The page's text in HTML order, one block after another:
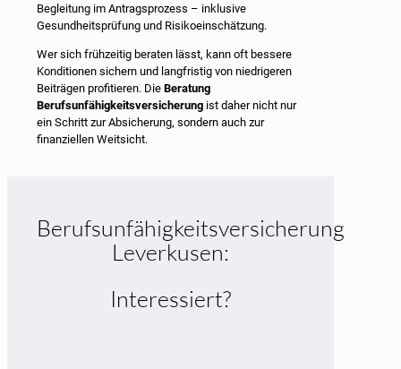
Begleitung im Antragsprozess – inklusive
Gesundheitsprüfung und Risikoeinschätzung.
Wer sich frühzeitig beraten lässt, kann oft bessere
Konditionen sichern und langfristig von niedrigeren
Beiträgen profitieren. Die Beratung
Berufsunfähigkeitsversicherung ist daher nicht nur
ein Schritt zur Absicherung, sondern auch zur
finanziellen Weitsicht.
Berufsunfähigkeitsversicherung
Leverkusen:
Interessiert?